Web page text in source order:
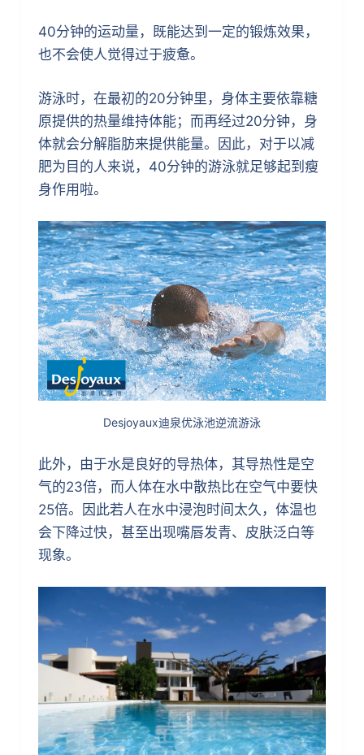
40分钟的运动量，既能达到一定的锻炼效果，
也不会使人觉得过于疲惫。
游泳时，在最初的20分钟里，身体主要依靠糖
原提供的热量维持体能；而再经过20分钟，身
体就会分解脂肪来提供能量。因此，对于以减
肥为目的人来说，40分钟的游泳就足够起到瘦
身作用啦。
Desjoyaux迪泉优泳池逆流游泳
此外，由于水是良好的导热体，其导热性是空
气的23倍，而人体在水中散热比在空气中要快
25倍。因此若人在水中浸泡时间太久，体温也
会下降过快，甚至出现嘴唇发青、皮肤泛白等
现象。